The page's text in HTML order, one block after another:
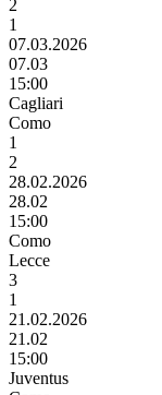
2
1
07.03.2026
07.03
15:00
Cagliari
Como
1
2
28.02.2026
28.02
15:00
Como
Lecce
3
1
21.02.2026
21.02
15:00
Juventus